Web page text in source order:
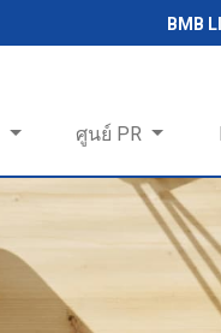
BMB
ศูนย์ PR